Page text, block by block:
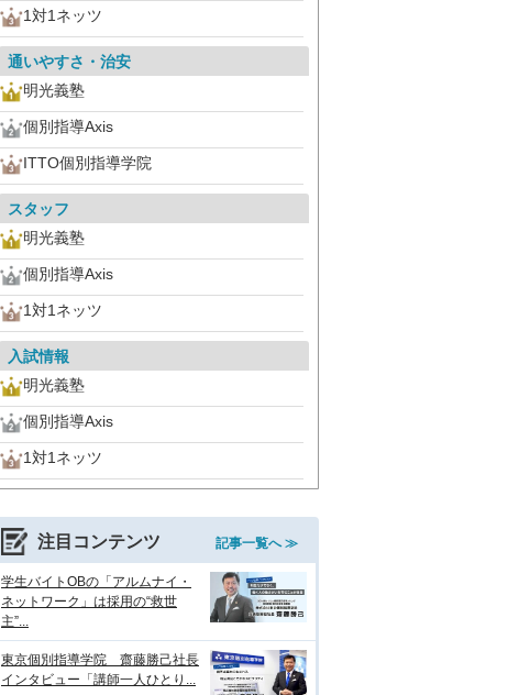
1対1ネッツ
通いやすさ・治安
明光義塾
個別指導Axis
ITTO個別指導学院
スタッフ
明光義塾
個別指導Axis
1対1ネッツ
入試情報
明光義塾
個別指導Axis
1対1ネッツ
注目コンテンツ 記事一覧へ ≫
学生バイトOBの「アルムナイ・
ネットワーク」は採用の“救世
主”...
東京個別指導学院 齋藤勝己社長
インタビュー「講師一人ひとり...